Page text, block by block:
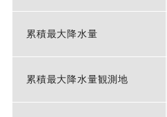
累積最大降水量
累積最大降水量観測地